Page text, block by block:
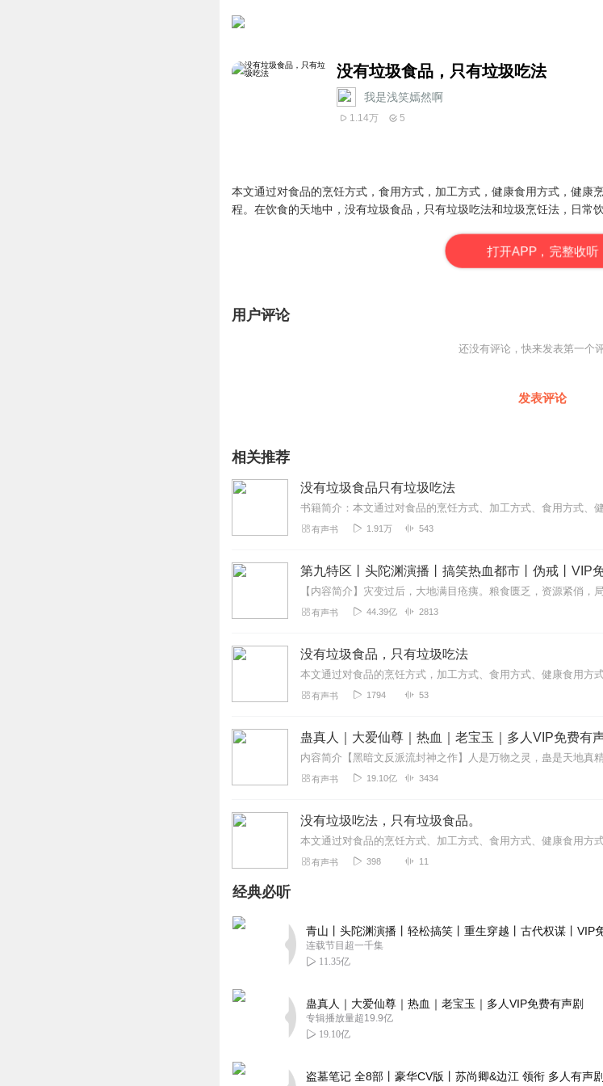
没有垃圾食品，只有垃圾吃法
我是浅笑嫣然啊
1.14万 5
本文通过对食品的烹饪方式，食用方式，加工方式，健康食用方式，健康
程。在饮食的天地中，没有垃圾食品，只有垃圾吃法和垃圾烹饪法，日常
打开APP，完整收听
用户评论
还没有评论，快来发表第一个
发表评论
相关推荐
没有垃圾食品只有垃圾吃法
有声书 1.91万 543
第九特区丨头陀渊演播丨搞笑热血都市丨伪戒丨VIP
有声书 44.39亿 2813
没有垃圾食品，只有垃圾吃法
有声书 1794 53
蛊真人｜大爱仙尊｜热血｜老宝玉｜多人VIP免费有
有声书 19.10亿 3434
没有垃圾吃法，只有垃圾食品。
有声书 398 11
经典必听
青山丨头陀渊演播丨轻松搞笑丨重生穿越丨古代权谋丨VIP
连载节目超一千集
11.35亿
蛊真人｜大爱仙尊｜热血｜老宝玉｜多人VIP免费有声剧
专辑播放量超19.9亿
19.10亿
盗墓笔记 全8部丨豪华CV版丨苏尚卿&边江 领衔 多人有声